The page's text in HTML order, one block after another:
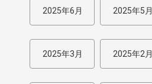
2025年6月 2025年5月
2025年3月 2025年2月